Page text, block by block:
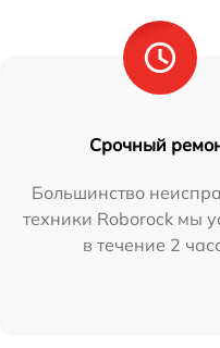
Срочный
Большинство
техники Roborock мы
в течение 2